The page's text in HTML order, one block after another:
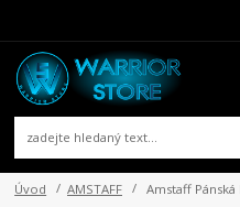
Úvod AMSTAFF Amstaff